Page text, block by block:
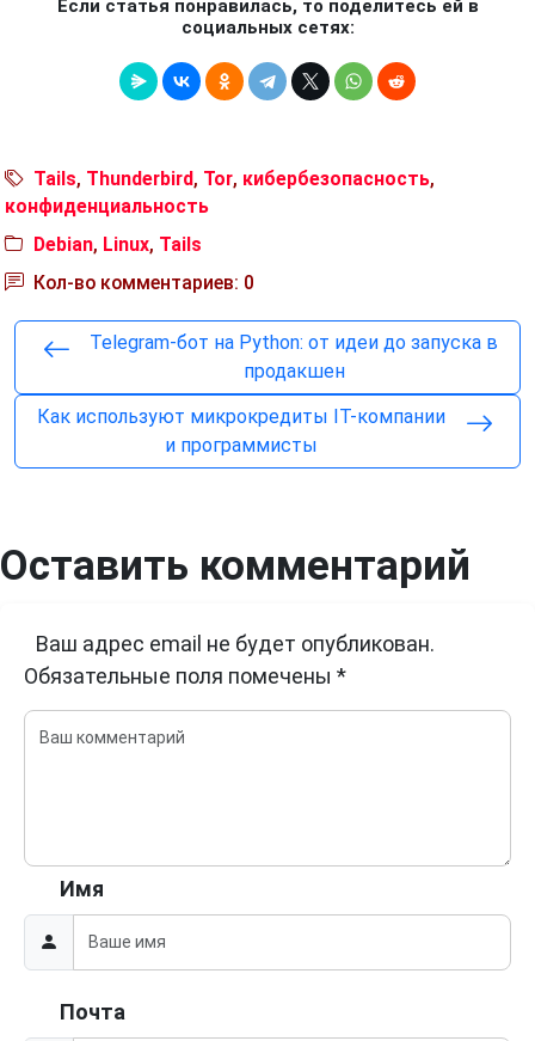
Если статья понравилась, то поделитесь ей в
социальных сетях:
Tails, Thunderbird, Tor, кибербезопасность,
конфиденциальность
Debian, Linux, Tails
Кол-во комментариев: 0
Telegram-бот на Python: от идеи до запуска в
продакшен
Как используют микрокредиты IT-компании
и программисты
Оставить комментарий
Ваш адрес email не будет опубликован.
Обязательные поля помечены *
Имя
Почта